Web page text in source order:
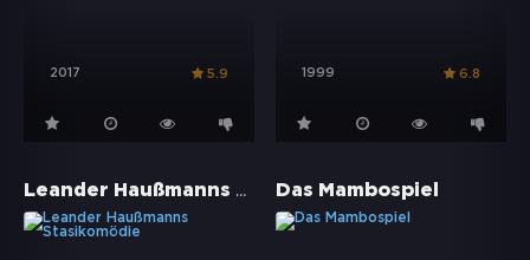
2017 5.9 1999 6.8
Leander Haußmanns Stasikomödie Das Mambospiel